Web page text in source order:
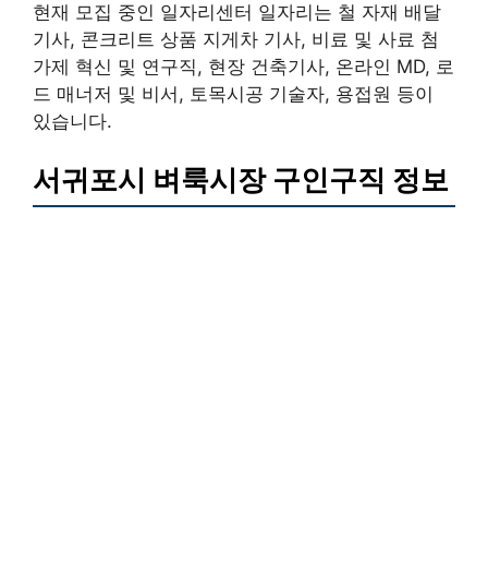
현재 모집 중인 일자리센터 일자리는 철 자재 배달
기사, 콘크리트 상품 지게차 기사, 비료 및 사료 첨
가제 혁신 및 연구직, 현장 건축기사, 온라인 MD, 로
드 매너저 및 비서, 토목시공 기술자, 용접원 등이
있습니다.
서귀포시 벼룩시장 구인구직 정보